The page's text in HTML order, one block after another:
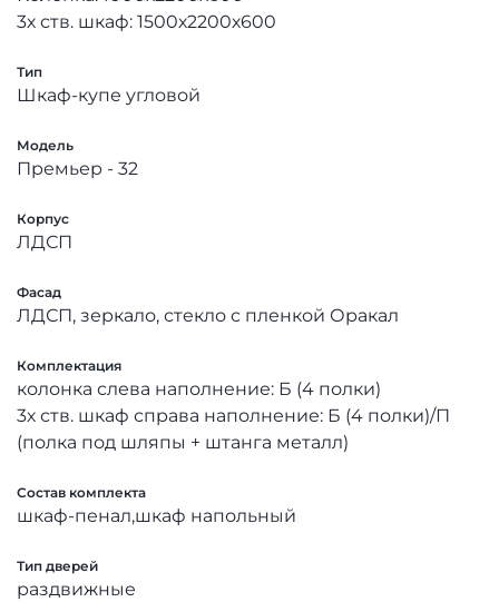
3х ств. шкаф: 1500х2200х600
Тип
Шкаф-купе угловой
Модель
Премьер - 32
Корпус
ЛДСП
Фасад
ЛДСП, зеркало, стекло с пленкой Оракал
Комплектация
колонка слева наполнение: Б (4 полки)
3х ств. шкаф справа наполнение: Б (4 полки)/П
(полка под шляпы + штанга металл)
Состав комплекта
шкаф-пенал,шкаф напольный
Тип дверей
раздвижные